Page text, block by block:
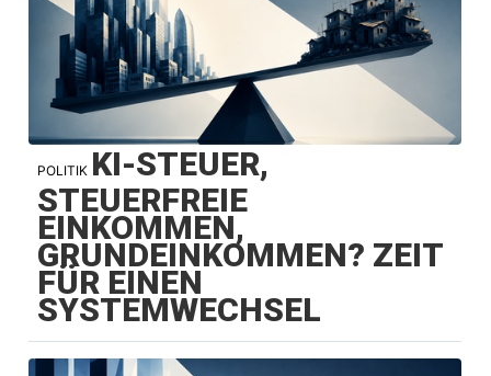
POLITIK KI-STEUER,
STEUERFREIE
EINKOMMEN,
GRUNDEINKOMMEN? ZEIT
FÜR EINEN
SYSTEMWECHSEL